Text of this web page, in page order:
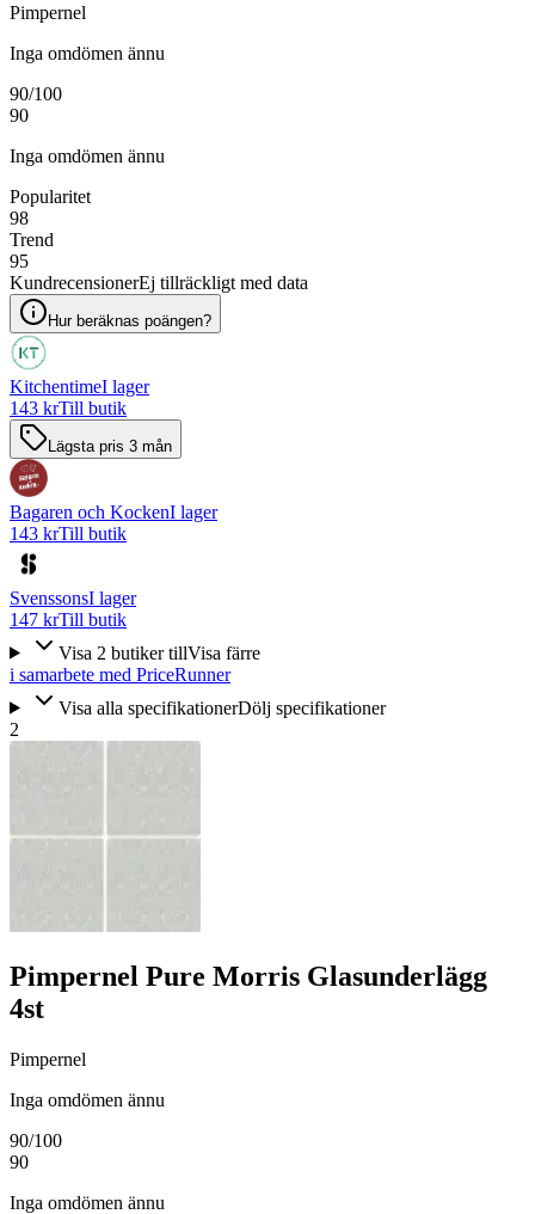
Pimpernel
Inga omdömen ännu
90/100
90
Inga omdömen ännu
Popularitet
98
Trend
95
KundrecensionerEj tillräckligt med data
Hur beräknas poängen?
KitchentimeI lager
143 krTill butik
Lägsta pris 3 mån
Bagaren och KockenI lager
143 krTill butik
SvenssonsI lager
147 krTill butik
Visa 2 butiker tillVisa färre
i samarbete med PriceRunner
Visa alla specifikationerDölj specifikationer
2
Pimpernel Pure Morris Glasunderlägg
4st
Pimpernel
Inga omdömen ännu
90/100
90
Inga omdömen ännu